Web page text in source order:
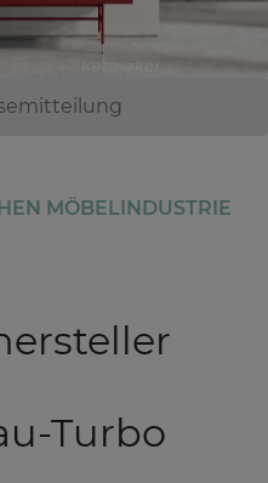
Kettnaker
MÖBELINDUSTRIE
Turbo